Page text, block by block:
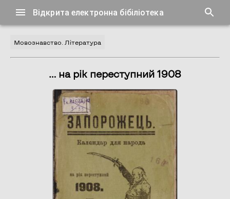
Відкрита електронна бібіліотека
Мовознавство. Література
… на рік переступний 1908